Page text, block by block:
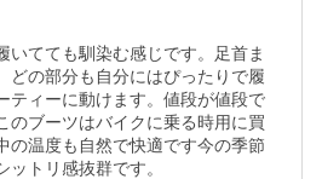
いてても馴染む感じです。足首ま
どの部分も自分にはぴったりで履
ティーに動けます。値段が値段で
のブーツはバイクに乗る時用に買
の温度も自然で快適です今の季節
トリ感抜群です。